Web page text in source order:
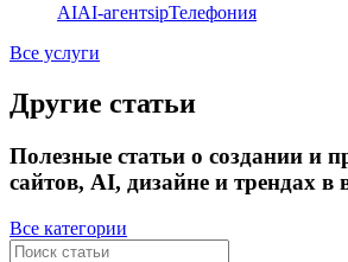
AIAI-агентsipТелефония
Все услуги
Другие статьи
Полезные статьи о создании и
сайтов, AI, дизайне и трендах в
Все категории